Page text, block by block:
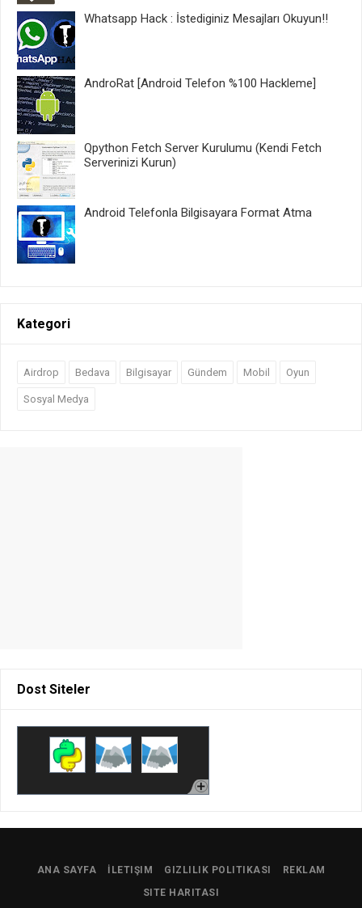
Whatsapp Hack : İstediginiz Mesajları Okuyun!!
AndroRat [Android Telefon %100 Hackleme]
Qpython Fetch Server Kurulumu (Kendi Fetch
Serverinizi Kurun)
Android Telefonla Bilgisayara Format Atma
Kategori
Airdrop Bedava Bilgisayar Gündem Mobil Oyun
Sosyal Medya
Dost Siteler
ANA SAYFA İLETIŞIM GIZLILIK POLITIKASI
REKLAM
SITE HARITASI